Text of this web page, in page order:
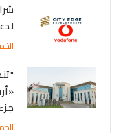
الخميس 06
الخميس 06